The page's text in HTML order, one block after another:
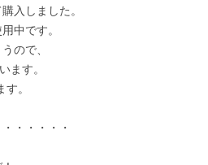
入しました。
中です。
ので、
ます。
。
・・・・・